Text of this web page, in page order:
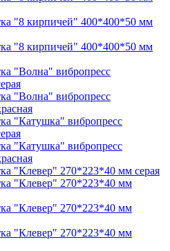
"8 кирпичей" 400*400*50 мм
"8 кирпичей" 400*400*50 мм
"Волна" вибропресс
"Волна" вибропресс
"Катушка" вибропресс
"Катушка" вибропресс
"Клевер" 270*223*40 мм серая
"Клевер" 270*223*40 мм
"Клевер" 270*223*40 мм
"Клевер" 270*223*40 мм